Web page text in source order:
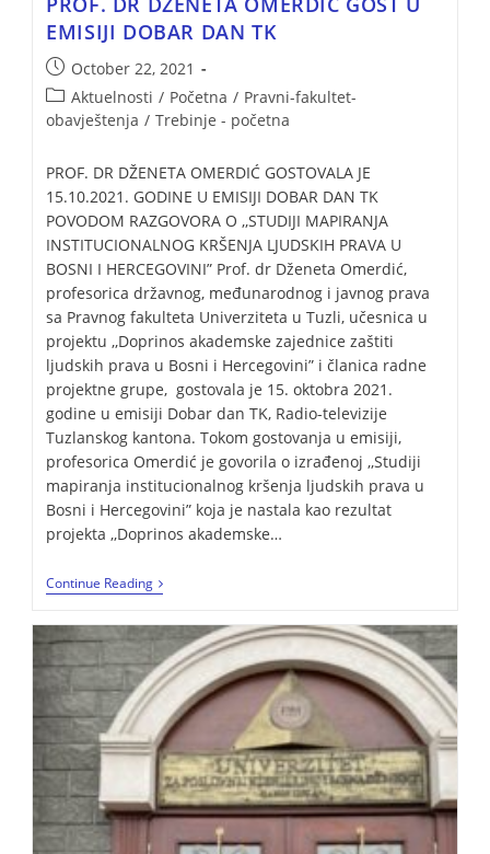
EMISIJI DOBAR DAN TK
October 22, 2021
Aktuelnosti / Početna / Pravni-fakultet-
obavještenja / Trebinje - početna
PROF. DR DŽENETA OMERDIĆ GOSTOVALA JE
15.10.2021. GODINE U EMISIJI DOBAR DAN TK
POVODOM RAZGOVORA O ,,STUDIJI MAPIRANJA
INSTITUCIONALNOG KRŠENJA LJUDSKIH PRAVA U
BOSNI I HERCEGOVINI” Prof. dr Dženeta Omerdić,
profesorica državnog, međunarodnog i javnog prava
sa Pravnog fakulteta Univerziteta u Tuzli, učesnica u
projektu ,,Doprinos akademske zajednice zaštiti
ljudskih prava u Bosni i Hercegovini” i članica radne
projektne grupe, gostovala je 15. oktobra 2021.
godine u emisiji Dobar dan TK, Radio-televizije
Tuzlanskog kantona. Tokom gostovanja u emisiji,
profesorica Omerdić je govorila o izrađenoj ,,Studiji
mapiranja institucionalnog kršenja ljudskih prava u
Bosni i Hercegovini” koja je nastala kao rezultat
projekta ,,Doprinos akademske…
Continue Reading